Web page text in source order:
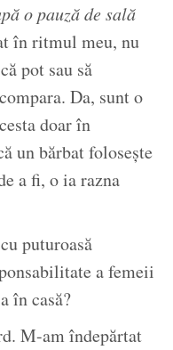
o pauză de sală
în ritmul meu, nu
pot sau să
Da, sunt o
doar în
un bărbat folosește
a fi, o ia razna
puturoasă
a femeii
în casă?
M-am îndepărtat